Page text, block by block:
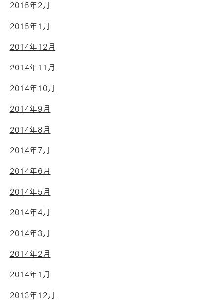
2015年2月
2015年1月
2014年12月
2014年11月
2014年10月
2014年9月
2014年8月
2014年7月
2014年6月
2014年5月
2014年4月
2014年3月
2014年2月
2014年1月
2013年12月